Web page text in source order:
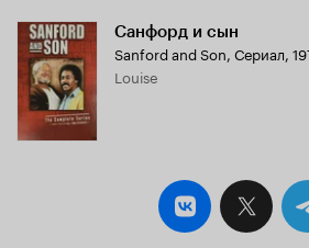
Санфорд и сын
Sanford and Son, Сериал,
Louise